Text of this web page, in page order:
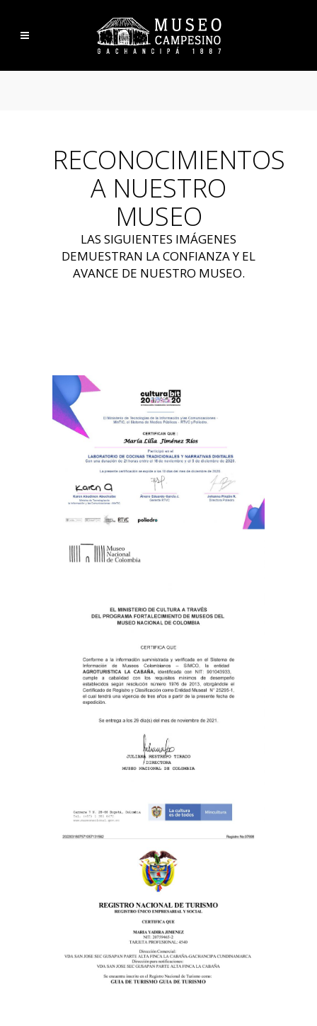
RECONOCIMIENTOS
A NUESTRO
MUSEO
LAS SIGUIENTES IMÁGENES
DEMUESTRAN LA CONFIANZA Y EL
AVANCE DE NUESTRO MUSEO.